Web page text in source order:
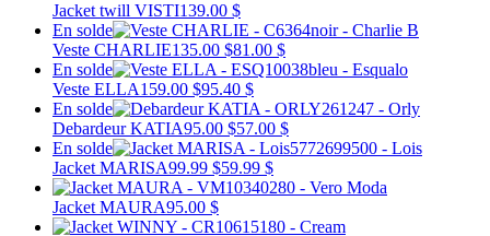
Jacket twill VISTI139.00 $
En solde
Veste CHARLIE135.00 $81.00 $
En solde
Veste ELLA159.00 $95.40 $
En solde
Debardeur KATIA95.00 $57.00 $
En solde
Jacket MARISA99.99 $59.99 $
Jacket MAURA95.00 $